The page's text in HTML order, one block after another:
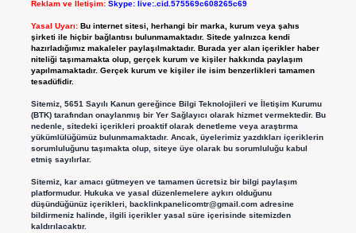
Reklam ve İletişim: Skype: live:.cid.575569c608265c69
Yasal Uyarı: Bu internet sitesi, herhangi bir marka, kurum veya şahıs
şirketi ile hiçbir bağlantısı bulunmamaktadır. Sitede yalnızca kendi
hazırladığımız makaleler paylaşılmaktadır. Burada yer alan içerikler haber
niteliği taşımamakta olup, gerçek kurum ve kişiler hakkında paylaşım
yapılmamaktadır. Gerçek kurum ve kişiler ile isim benzerlikleri tamamen
tesadüfidir.
Sitemiz, 5651 Sayılı Kanun gereğince Bilgi Teknolojileri ve İletişim Kurumu
(BTK) tarafından onaylanmış bir Yer Sağlayıcı olarak hizmet vermektedir. Bu
nedenle, sitedeki içerikleri proaktif olarak denetleme veya araştırma
yükümlülüğümüz bulunmamaktadır. Ancak, üyelerimiz yazdıkları içeriklerin
sorumluluğunu taşımakta olup, siteye üye olarak bu sorumluluğu kabul
etmiş sayılırlar.
Sitemiz, kar amacı gütmeyen ve tamamen ücretsiz bir bilgi paylaşım
platformudur. Hukuka ve yasal düzenlemelere aykırı olduğunu
düşündüğünüz içerikleri, backlinkpanelicomtr@gmail.comadresine
bildirmeniz halinde, ilgili içerikler yasal süre içerisinde sitemizden
kaldırılacaktır.